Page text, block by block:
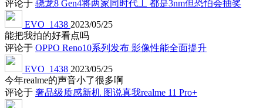
评论于 骁龙8 Gen4将两家同时代工 都是3nm但恐怕会抽奖
EVO_1438 2023/05/25
能把我拍的好看点吗
评论于 OPPO Reno10系列发布 影像性能全面提升
EVO_1438 2023/05/25
今年realme的声音小了很多啊
评论于 奢品级质感新机 图说真我realme 11 Pro+